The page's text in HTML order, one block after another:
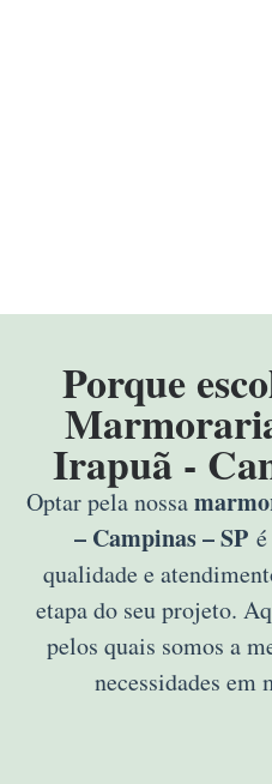
Porque
Irapuã -
Optar pela nossa
– Campinas – SP
qualidade e
etapa do seu projeto.
pelos quais somos a
necessidades em